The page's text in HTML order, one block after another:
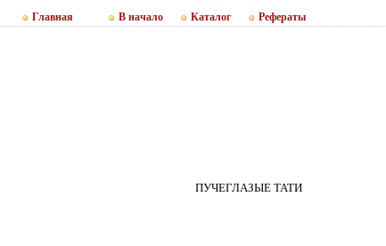
Главная В начало Каталог Рефераты
ПУЧЕГЛАЗЫЕ ТАТИ